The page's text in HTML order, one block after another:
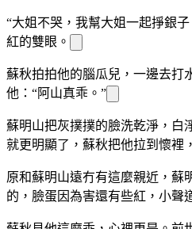
“大姐不哭，我幫大姐一起掙銀
紅的雙眼。
蘇秋拍拍他的腦瓜兒，一邊去打
他：“阿山真乖。”
蘇明山把灰撲撲的臉洗乾淨，白
就更明顯了，蘇秋把他拉到懷裡
原和蘇明山遠冇有這麼親近，蘇
的，臉蛋因為害還有些紅，小聲